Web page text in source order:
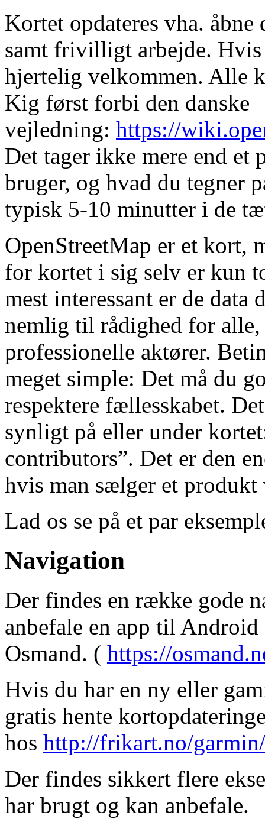
Kortet opdateres vha.
samt frivilligt arbejde.
hjertelig velkommen. Alle
Kig først forbi den danske
vejledning: https://
Det tager ikke mere end et
bruger, og hvad du tegner
typisk 5-10 minutter i de
OpenStreetMap er et kort,
for kortet i sig selv er kun
mest interessant er de data
nemlig til rådighed for alle,
professionelle aktører.
meget simple: Det må du
respektere fællesskabet.
synligt på eller under
contributors”. Det er den
hvis man sælger et produkt
Lad os se på et par
Navigation
Der findes en række gode
anbefale en app til
Osmand. ( https://
Hvis du har en ny eller
gratis hente
hos http://frikart.no/
Der findes sikkert flere
har brugt og kan anbefale.